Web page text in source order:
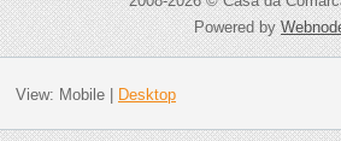
Powered by
View: Mobile| Desktop